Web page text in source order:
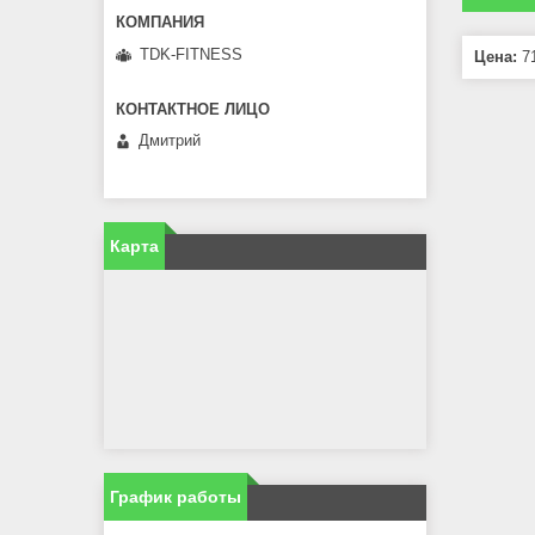
Цена:
TDK-FITNESS
Дмитрий
Карта
График работы